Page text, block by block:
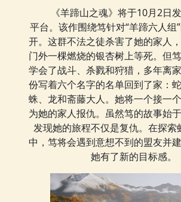
《羊蹄山之魂》将于10月2日
平台。该作围绕笃针对“羊蹄六人组
开。这群不法之徒杀害了她的家人
门外一棵燃烧的银杏树上等死。但
学会了战斗、杀戮和狩猎，多年离
份写着六个名字的名单回到了家：
蛛、龙和斋藤大人。她将一个接一
为她的家人报仇。虽然笃的故事始
发现她的旅程不仅是复仇。在探索
中，笃将会遇到意想不到的盟友并
她有了新的目标感。